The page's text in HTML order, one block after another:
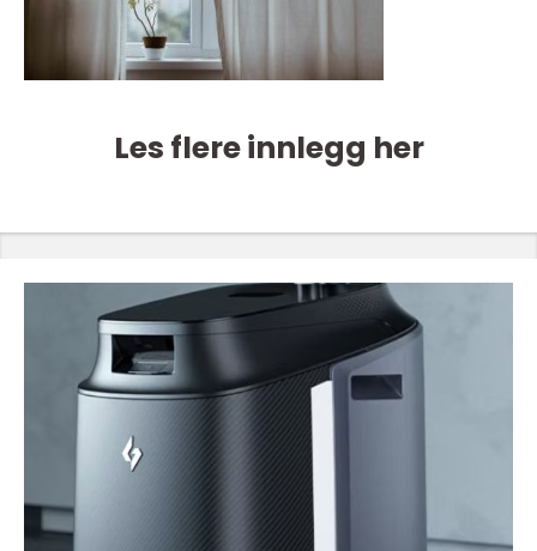
Les flere innlegg her